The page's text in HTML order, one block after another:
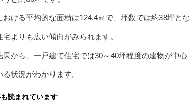
おける平均的な面積は124.4㎡で、坪数では約38坪とな
宅よりも広い傾向がみられます。
果から、一戸建て住宅では30～40坪程度の建物が中心
る状況がわかります。
読まれています